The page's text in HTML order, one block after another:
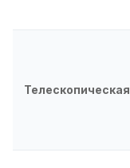
Телескопическая